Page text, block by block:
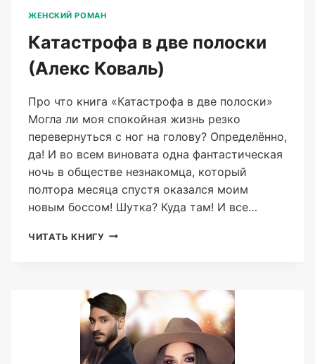
ЖЕНСКИЙ РОМАН
Катастрофа в две полоски
(Алекс Коваль)
Про что книга «Катастрофа в две полоски»
Могла ли моя спокойная жизнь резко
перевернуться с ног на голову? Определённо,
да! И во всем виновата одна фантастическая
ночь в обществе незнакомца, который
полтора месяца спустя оказался моим
новым боссом! Шутка? Куда там! И все…
ЧИТАТЬ КНИГУ КАТАСТРОФА
(АЛЕКС
КОВАЛЬ)